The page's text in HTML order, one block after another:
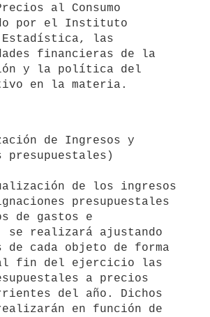
al Consumo
por el Instituto
Estadística, las
financieras de la
y la política del
presupuestales)
presupuestales
de gastos e
se realizará ajustando
de cada objeto de forma
al fin del ejercicio las
a precios
del año. Dichos
en función de